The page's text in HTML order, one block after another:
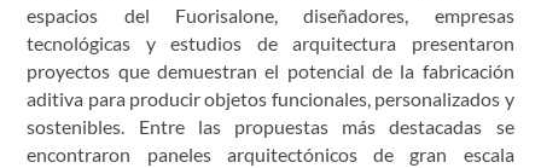
espacios del Fuorisalone, diseñadores, empresas
tecnológicas y estudios de arquitectura presentaron
proyectos que demuestran el potencial de la fabricación
aditiva para producir objetos funcionales, personalizados y
sostenibles. Entre las propuestas más destacadas se
encontraron paneles arquitectónicos de gran escala